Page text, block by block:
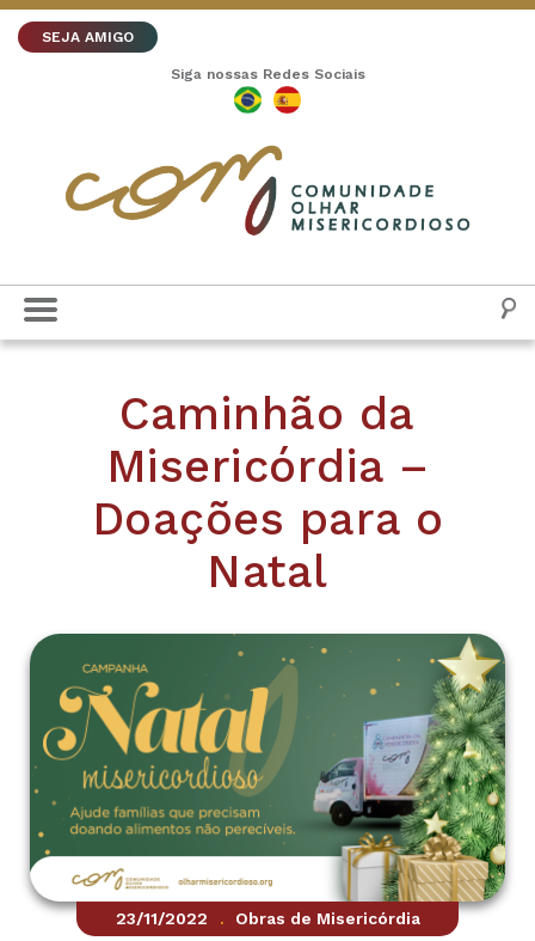
SEJA AMIGO
Siga nossas Redes Sociais
Caminhão da
Misericórdia –
Doações para o
Natal
23/11/2022 . Obras de Misericórdia